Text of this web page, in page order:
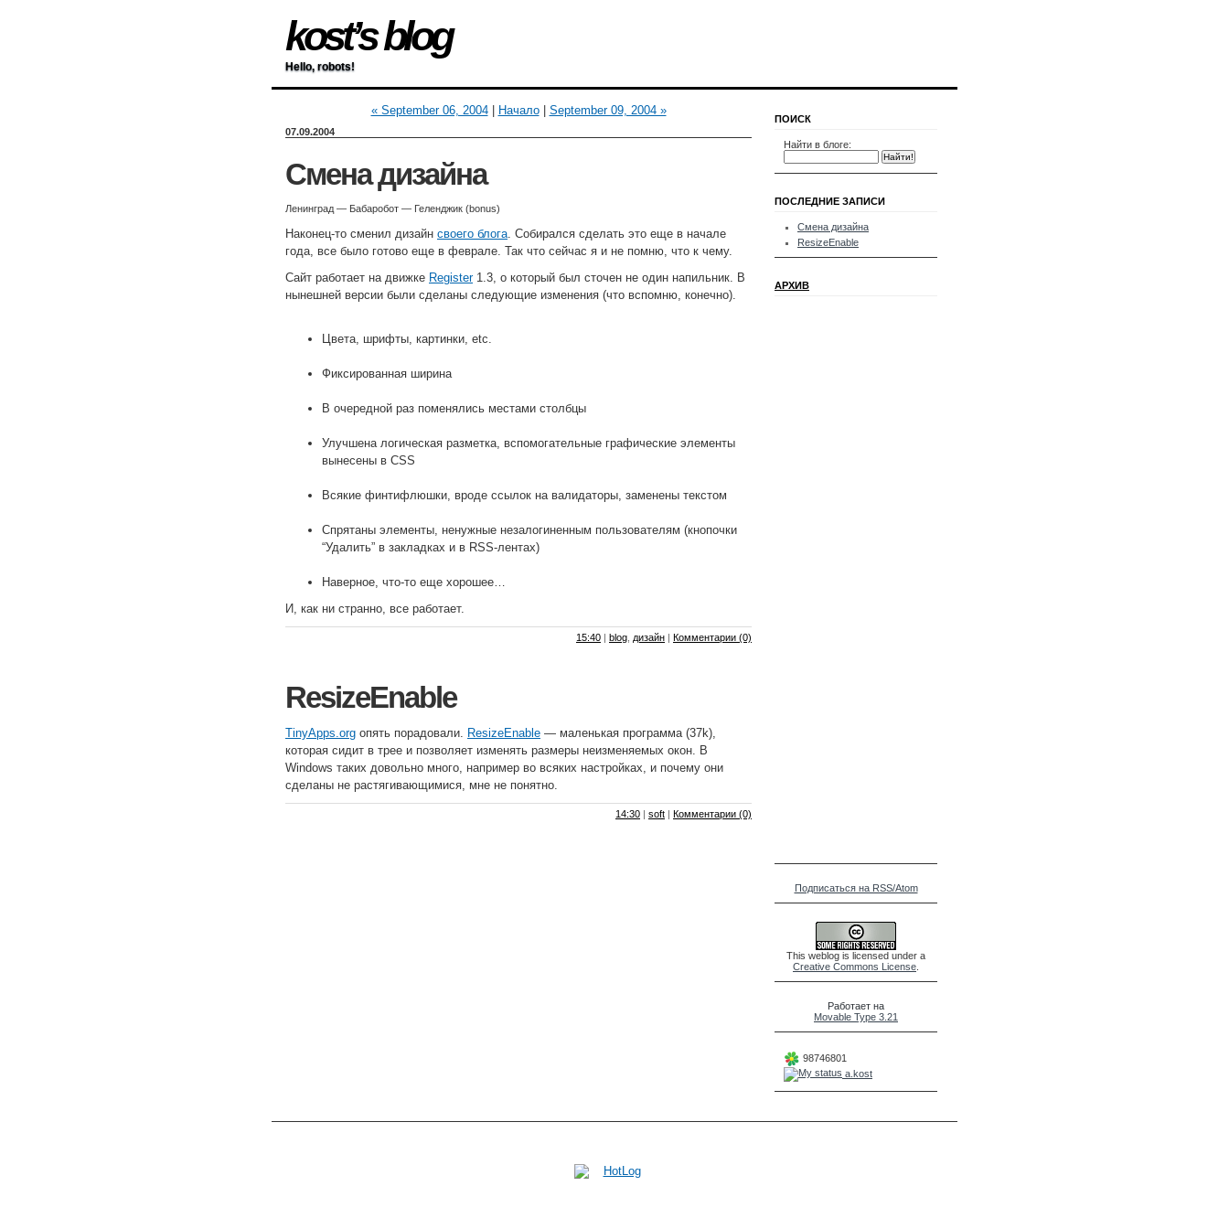
kost’s blog
Hello, robots!
« September 06, 2004| Начало| September 09, 2004 »
07.09.2004
Смена дизайна
Ленинград — Бабаробот — Геленджик (bonus)
Наконец-то сменил дизайн своего блога. Собирался сделать это еще в начале
года, все было готово еще в феврале. Так что сейчас я и не помню, что к чему.
Сайт работает на движке Register1.3, о который был сточен не один напильник. В
нынешней версии были сделаны следующие изменения (что вспомню, конечно).
Цвета, шрифты, картинки, etc.
Фиксированная ширина
В очередной раз поменялись местами столбцы
Улучшена логическая разметка, вспомогательные графические элементы
вынесены в CSS
Всякие финтифлюшки, вроде ссылок на валидаторы, заменены текстом
Спрятаны элементы, ненужные незалогиненным пользователям (кнопочки
“Удалить” в закладках и в RSS-лентах)
Наверное, что-то еще хорошее…
И, как ни странно, все работает.
15:40 | blog дизайн | Комментарии (0)
ResizeEnable
TinyApps.org опять порадовали. ResizeEnable — маленькая программа (37k),
которая сидит в трее и позволяет изменять размеры неизменяемых окон. В
Windows таких довольно много, например во всяких настройках, и почему они
сделаны не растягивающимися, мне не понятно.
14:30 | soft | Комментарии (0)
ПОИСК
Найти в блоге:
ПОСЛЕДНИЕ ЗАПИСИ
Смена дизайна
ResizeEnable
АРХИВ
Подписаться на RSS/Atom
This weblog is licensed under a
Creative Commons License
Работает на
Movable Type 3.21
98746801
a.kost